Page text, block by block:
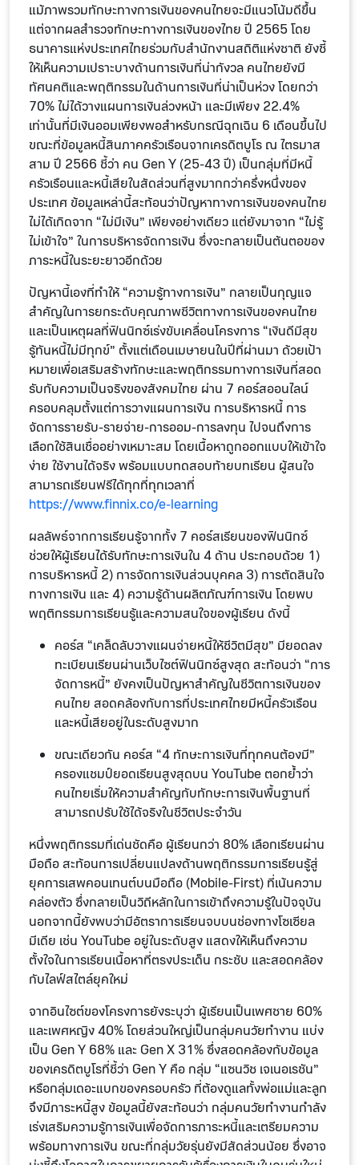
แม้ภาพรวมทักษะทางการเงินของคนไทยจะมีแนวโน้มดีขึ้น
แต่จากผลสำรวจทักษะทางการเงินของไทย ปี 2565 โดย
ธนาคารแห่งประเทศไทยร่วมกับสำนักงานสถิติแห่งชาติ ยังชี้
ให้เห็นความเปราะบางด้านการเงินที่น่ากังวล คนไทยยังมี
ทัศนคติและพฤติกรรมในด้านการเงินที่น่าเป็นห่วง โดยกว่า
70% ไม่ได้วางแผนการเงินล่วงหน้า และมีเพียง 22.4%
เท่านั้นที่มีเงินออมเพียงพอสำหรับกรณีฉุกเฉิน 6 เดือนขึ้นไป
ขณะที่ข้อมูลหนี้สินภาคครัวเรือนจากเครดิตบูโร ณ ไตรมาส
สาม ปี 2566 ชี้ว่า คน Gen Y (25-43 ปี) เป็นกลุ่มที่มีหนี้
ครัวเรือนและหนี้เสียในสัดส่วนที่สูงมากกว่าครึ่งหนึ่งของ
ประเทศ ข้อมูลเหล่านี้สะท้อนว่าปัญหาทางการเงินของคนไทย
ไม่ได้เกิดจาก “ไม่มีเงิน” เพียงอย่างเดียว แต่ยังมาจาก “ไม่รู้
ไม่เข้าใจ” ในการบริหารจัดการเงิน ซึ่งจะกลายเป็นต้นตอของ
ภาระหนี้ในระยะยาวอีกด้วย
ปัญหานี้เองที่ทำให้ “ความรู้ทางการเงิน” กลายเป็นกุญแจ
สำคัญในการยกระดับคุณภาพชีวิตทางการเงินของคนไทย
และเป็นเหตุผลที่ฟินนิกซ์เร่งขับเคลื่อนโครงการ “เงินดีมีสุข
รู้ทันหนี้ไม่มีทุกข์” ตั้งแต่เดือนเมษายนในปีที่ผ่านมา ด้วยเป้า
หมายเพื่อเสริมสร้างทักษะและพฤติกรรมทางการเงินที่สอด
รับกับความเป็นจริงของสังคมไทย ผ่าน 7 คอร์สออนไลน์
ครอบคลุมตั้งแต่การวางแผนการเงิน การบริหารหนี้ การ
จัดการรายรับ-รายจ่าย-การออม-การลงทุน ไปจนถึงการ
เลือกใช้สินเชื่ออย่างเหมาะสม โดยเนื้อหาถูกออกแบบให้เข้าใจ
ง่าย ใช้งานได้จริง พร้อมแบบทดสอบท้ายบทเรียน ผู้สนใจ
สามารถเรียนฟรีได้ทุกที่ทุกเวลาที่
https://www.finnix.co/e-learning
ผลลัพธ์จากการเรียนรู้จากทั้ง 7 คอร์สเรียนของฟินนิกซ์
ช่วยให้ผู้เรียนได้รับทักษะการเงินใน 4 ด้าน ประกอบด้วย 1)
การบริหารหนี้ 2) การจัดการเงินส่วนบุคคล 3) การตัดสินใจ
ทางการเงิน และ 4) ความรู้ด้านผลิตภัณฑ์การเงิน โดยพบ
พฤติกรรมการเรียนรู้และความสนใจของผู้เรียน ดังนี้
คอร์ส “เคล็ดลับวางแผนจ่ายหนี้ให้ชีวิตมีสุข” มียอดลง
ทะเบียนเรียนผ่านเว็บไซต์ฟินนิกซ์สูงสุด สะท้อนว่า “การ
จัดการหนี้” ยังคงเป็นปัญหาสำคัญในชีวิตการเงินของ
คนไทย สอดคล้องกับการที่ประเทศไทยมีหนี้ครัวเรือน
และหนี้เสียอยู่ในระดับสูงมาก
ขณะเดียวกัน คอร์ส “4 ทักษะการเงินที่ทุกคนต้องมี”
ครองแชมป์ยอดเรียนสูงสุดบน YouTube ตอกย้ำว่า
คนไทยเริ่มให้ความสำคัญกับทักษะการเงินพื้นฐานที่
สามารถปรับใช้ได้จริงในชีวิตประจำวัน
หนึ่งพฤติกรรมที่เด่นชัดคือ ผู้เรียนกว่า 80% เลือกเรียนผ่าน
มือถือ สะท้อนการเปลี่ยนแปลงด้านพฤติกรรมการเรียนรู้สู่
ยุคการเสพคอนเทนต์บนมือถือ (Mobile-First) ที่เน้นความ
คล่องตัว ซึ่งกลายเป็นวิถีหลักในการเข้าถึงความรู้ในปัจจุบัน
นอกจากนี้ยังพบว่ามีอัตราการเรียนจบบนช่องทางโซเซียล
มีเดีย เช่น YouTube อยู่ในระดับสูง แสดงให้เห็นถึงความ
ตั้งใจในการเรียนเนื้อหาที่ตรงประเด็น กระชับ และสอดคล้อง
กับไลฟ์สไตล์ยุคใหม่
จากอินไซต์ของโครงการยังระบุว่า ผู้เรียนเป็นเพศชาย 60%
และเพศหญิง 40% โดยส่วนใหญ่เป็นกลุ่มคนวัยทำงาน แบ่ง
เป็น Gen Y 68% และ Gen X 31% ซึ่งสอดคล้องกับข้อมูล
ของเครดิตบูโรที่ชี้ว่า Gen Y คือ กลุ่ม “แซนวิช เจเนอเรชัน”
หรือกลุ่มเดอะแบกของครอบครัว ที่ต้องดูแลทั้งพ่อแม่และลูก
จึงมีภาระหนี้สูง ข้อมูลนี้ยังสะท้อนว่า กลุ่มคนวัยทำงานกำลัง
เร่งเสริมความรู้การเงินเพื่อจัดการภาระหนี้และเตรียมความ
พร้อมทางการเงิน ขณะที่กลุ่มวัยรุ่นยังมีสัดส่วนน้อย ซึ่งอาจ